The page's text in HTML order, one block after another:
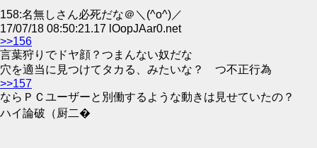
158:名無しさん必死だな＠＼(^o^)／
17/07/18 08:50:21.17 lOopJAar0.net
>>156
言葉狩りでドヤ顔？つまんない奴だな
穴を適当に見つけてタカる、みたいな？ つ不正行為
>>157
ならＰＣユーザーと別働するような動きは見せていたの？
ハイ論破（厨二�